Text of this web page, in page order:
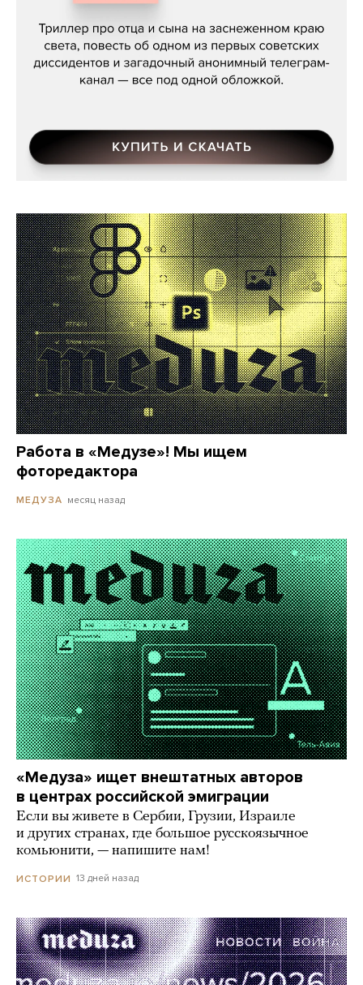
Даниил Туровский, «Разрыв»
Работа в «Медузе»! Мы ищем
фоторедактора
МЕДУЗА месяц назад
«Медуза» ищет внештатных авторов
в центрах российской эмиграции
Если вы живете в Сербии, Грузии, Израиле
и других странах, где большое русскоязычное
комьюнити, — напишите нам!
ИСТОРИИ 13 дней назад